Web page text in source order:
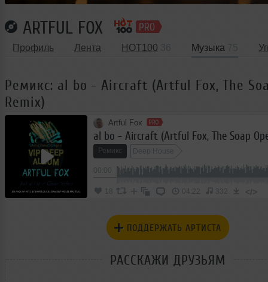
ARTFUL FOX
Профиль Лента HOT100 Музыка
Ремикс: al bo - Aircraft (Artful Fox, The
Remix)
Artful Fox
al bo - Aircraft (Artful Fox, The Soap
Ремикс Deep House
04:22 332 </>
ПОДДЕРЖАТЬ АРТИСТА
РАССКАЖИ ДРУЗЬЯМ